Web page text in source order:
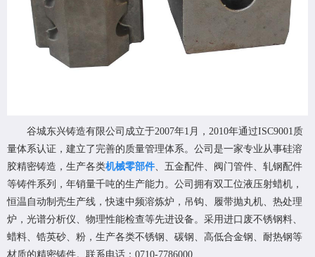
谷城东兴铸造有限公司成立于2007年1月，2010年通过ISC9001质
量体系认证，建立了完善的质量管理体系。公司是一家专业从事硅溶
胶精密铸造， 生产各类机械零部件 、五金配件、阀门管件、轧钢配件
等铸件系列 ，年销量千吨的生产能力。公司拥有双工位液压射蜡机，
恒温自动制壳生产线，快速中频溶炼炉，吊钩、履带抛丸机、热处理
炉，光谱分析仪、物理性能检查等先进设备。采用进口废不锈钢料、
蜡料、锆英砂、粉，生产各类不锈钢、碳钢、高低合金钢、耐热钢等
材质的精密铸件。联系电话：0710-7786000